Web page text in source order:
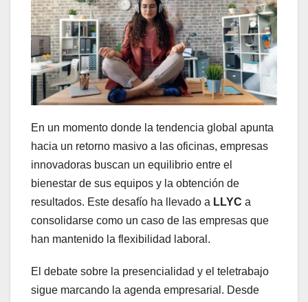
En un momento donde la tendencia global apunta
hacia un retorno masivo a las oficinas, empresas
innovadoras buscan un equilibrio entre el
bienestar de sus equipos y la obtención de
resultados. Este desafío ha llevado a LLYC a
consolidarse como un caso de las empresas que
han mantenido la flexibilidad laboral.
El debate sobre la presencialidad y el teletrabajo
sigue marcando la agenda empresarial. Desde